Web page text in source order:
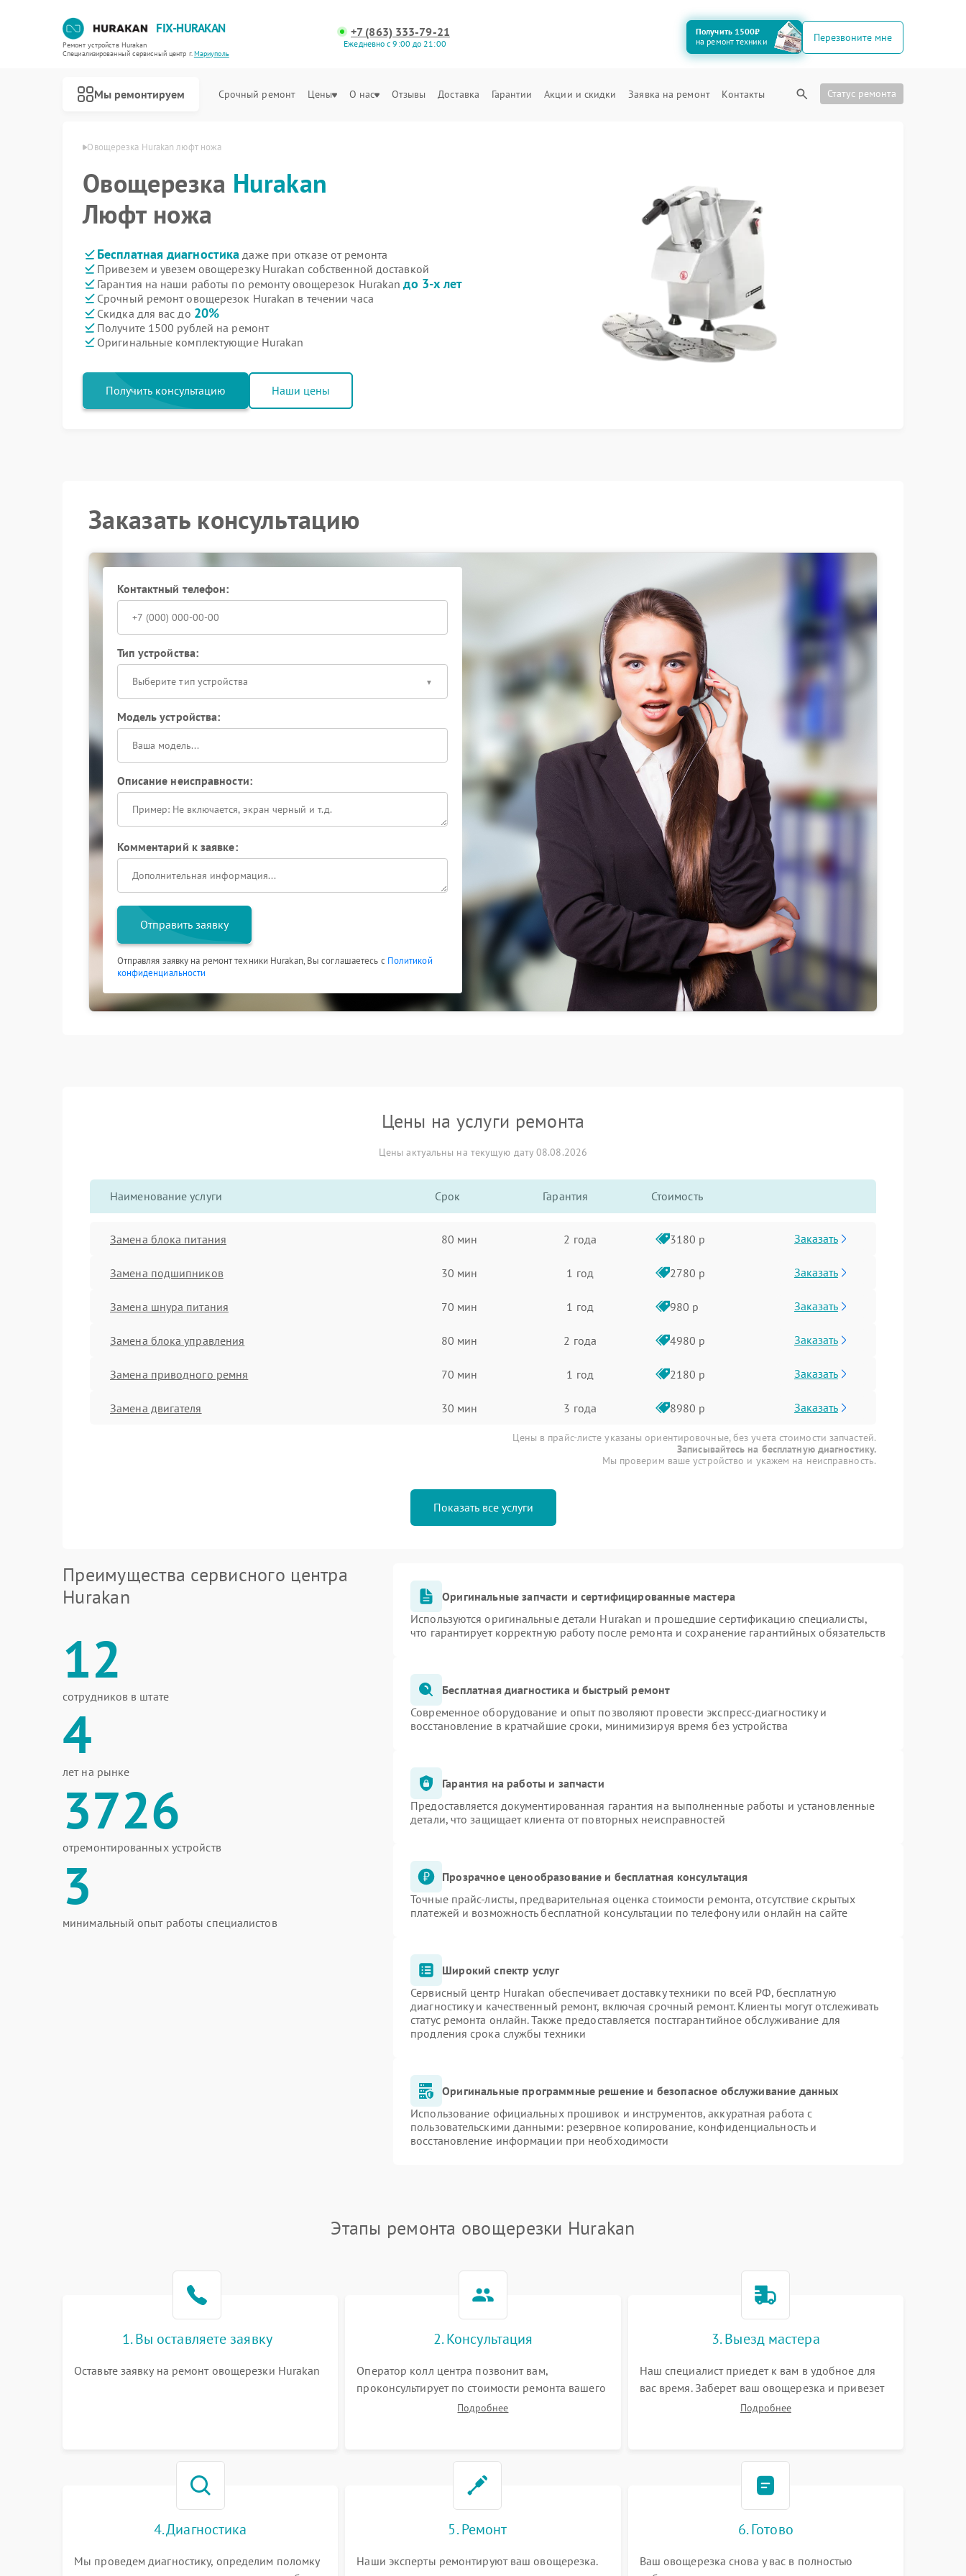
FIX-HURAKAN
Ремонт устройств Hurakan
Специализированный cервисный центр г.Мариуполь
+7 (863) 333-79-21
Ежедневно с 9:00 до 21:00
Получить 1500₽
на ремонт техники
Перезвоните мне
Мы ремонтируем Срочный ремонт Цены О нас Отзывы Доставка Гарантии Акции и скидки Заявка на ремонт Контакты Статус ремонта
в Мариуполе Овощерезка Hurakan люфт ножа
Овощерезка Hurakan
Люфт ножа
Бесплатная диагностика даже при отказе от ремонта
Привезем и увезем овощерезку Hurakan собственной доставкой
Гарантия на наши работы по ремонту овощерезок Hurakanдо 3-х лет
Срочный ремонт овощерезок Hurakan в течении часа
Скидка для вас до 20%
Получите 1500 рублей на ремонт
Оригинальные комплектующие Hurakan
Получить консультацию Наши цены
Заказать консультацию
Контактный телефон:
Тип устройства:
Выберите тип устройства
Модель устройства:
Описание неисправности:
Комментарий к заявке:
Отправить заявку
Отправляя заявку на ремонт техники Hurakan, Вы соглашаетесь с Политикой
конфиденциальности
Цены на услуги ремонта
Цены актуальны на текущую дату 08.08.2026
Наименование услуги Срок Гарантия Стоимость
Замена блока питания 80 мин 2 года 3180 р Заказать
Замена подшипников 30 мин 1 год 2780 р Заказать
Замена шнура питания 70 мин 1 год 980 р Заказать
Замена блока управления 80 мин 2 года 4980 р Заказать
Замена приводного ремня 70 мин 1 год 2180 р Заказать
Замена двигателя 30 мин 3 года 8980 р Заказать
Цены в прайс-листе указаны ориентировочные, без учета стоимости запчастей.
Записывайтесь на бесплатную диагностику.
Мы проверим ваше устройство и укажем на неисправность.
Показать все услуги
Преимущества сервисного центра
Hurakan
12
сотрудников в штате
4
лет на рынке
3726
отремонтированных устройств
3
минимальный опыт работы специалистов
Оригинальные запчасти и сертифицированные мастера
Используются оригинальные детали Hurakan и прошедшие сертификацию специалисты,
что гарантирует корректную работу после ремонта и сохранение гарантийных обязательств
Бесплатная диагностика и быстрый ремонт
Современное оборудование и опыт позволяют провести экспресс-диагностику и
восстановление в кратчайшие сроки, минимизируя время без устройства
Гарантия на работы и запчасти
Предоставляется документированная гарантия на выполненные работы и установленные
детали, что защищает клиента от повторных неисправностей
Прозрачное ценообразование и бесплатная консультация
Точные прайс-листы, предварительная оценка стоимости ремонта, отсутствие скрытых
платежей и возможность бесплатной консультации по телефону или онлайн на сайте
Широкий спектр услуг
Сервисный центр Hurakan обеспечивает доставку техники по всей РФ, бесплатную
диагностику и качественный ремонт, включая срочный ремонт. Клиенты могут отслеживать
статус ремонта онлайн. Также предоставляется постгарантийное обслуживание для
продления срока службы техники
Оригинальные программные решение и безопасное обслуживание данных
Использование официальных прошивок и инструментов, аккуратная работа с
пользовательскими данными: резервное копирование, конфиденциальность и
восстановление информации при необходимости
Этапы ремонта овощерезки Hurakan
1. Вы оставляете заявку
Оставьте заявку на ремонт овощерезки Hurakan
2. Консультация
Оператор колл центра позвонит вам,
проконсультирует по стоимости ремонта вашего
овощерезки а также ответит на все ваши
Подробнее
3. Выезд мастера
Наш специалист приедет к вам в удобное для
вас время. Заберет ваш овощерезка и привезет
на склад для диагностики.
Подробнее
4. Диагностика
Мы проведем диагностику, определим поломку
5. Ремонт
Наши эксперты ремонтируют ваш овощерезка.
6. Готово
Ваш овощерезка снова у вас в полностью